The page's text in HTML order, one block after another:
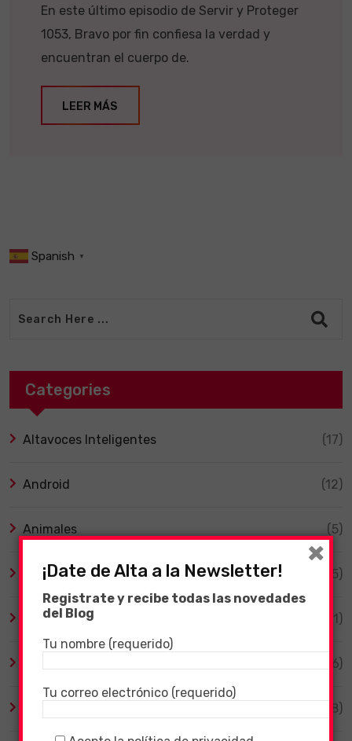
En este último episodio de Servir y Proteger
1053, Bravo por fin confiesa la verdad y
encuentran el cuerpo de.
LEER MÁS
Spanish ▼
Categories
Altavoces Inteligentes (17)
Android (12)
Animales (5)
Bicicletas Eléctricas (5)
Cine y Series (11)
(106)
(18)
¡Date de Alta a la Newsletter!
Registrate y recibe todas las novedades
del Blog
Tu nombre (requerido)
Tu correo electrónico (requerido)
×